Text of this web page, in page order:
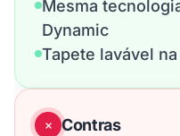
Mesma
Dynamic
Tapete lavável
Contras